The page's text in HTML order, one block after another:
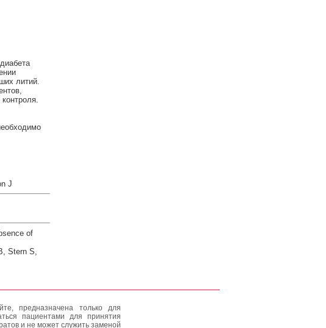
литий.
J
of
Stern S,
предназначена только для
пациентами для принятия
и не может служить заменой